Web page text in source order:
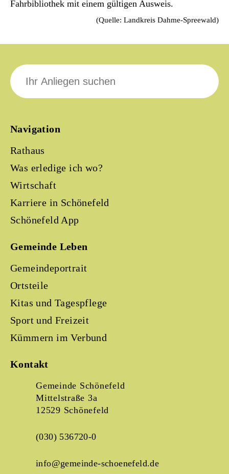
Fahrbibliothek mit einem gültigen Ausweis.
(Quelle: Landkreis Dahme-Spreewald)
Navigation
Rathaus
Was erledige ich wo?
Wirtschaft
Karriere in Schönefeld
Schönefeld App
Gemeinde Leben
Gemeindeportrait
Ortsteile
Kitas und Tagespflege
Sport und Freizeit
Kümmern im Verbund
Kontakt
Gemeinde Schönefeld
Mittelstraße 3a
12529 Schönefeld
(030) 536720-0
info@gemeinde-schoenefeld.de
Suche
nach: